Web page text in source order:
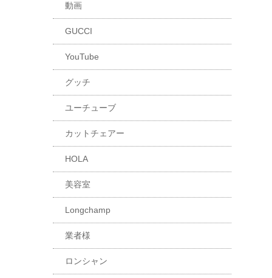
動画
GUCCI
YouTube
グッチ
ユーチューブ
カットチェアー
HOLA
美容室
Longchamp
業者様
ロンシャン